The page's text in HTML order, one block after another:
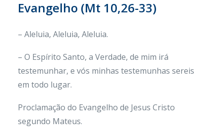
Evangelho (Mt 10,26-33)
– Aleluia, Aleluia, Aleluia.
– O Espírito Santo, a Verdade, de mim irá
testemunhar, e vós minhas testemunhas sereis
em todo lugar.
Proclamação do Evangelho de Jesus Cristo
segundo Mateus.